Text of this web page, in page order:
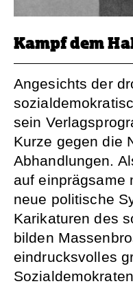
Kampf dem
Angesichts der
sein
Kurze gegen die
Abhandlungen.
auf einprägsame
neue politische
Karikaturen des
bilden
eindrucksvolles